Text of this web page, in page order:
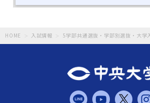
HOME 入試情報 5学部共通選抜・学部別選抜・大学